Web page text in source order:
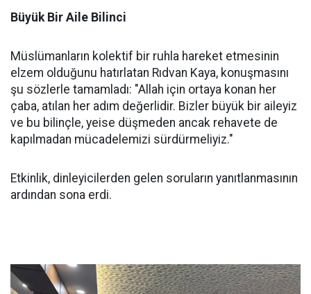
Büyük Bir Aile Bilinci
Müslümanların kolektif bir ruhla hareket etmesinin
elzem olduğunu hatırlatan Rıdvan Kaya, konuşmasını
şu sözlerle tamamladı: "Allah için ortaya konan her
çaba, atılan her adım değerlidir. Bizler büyük bir aileyiz
ve bu bilinçle, yeise düşmeden ancak rehavete de
kapılmadan mücadelemizi sürdürmeliyiz."
Etkinlik, dinleyicilerden gelen soruların yanıtlanmasının
ardından sona erdi.